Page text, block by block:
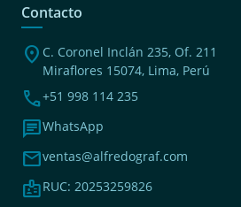
Contacto
location_on C. Coronel Inclán 235, Of. 211
Miraflores 15074, Lima, Perú
phone+51 998 114 235
chatWhatsApp
mailventas@alfredograf.com
badgeRUC: 20253259826